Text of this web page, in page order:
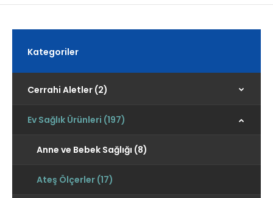
Kategoriler
Cerrahi Aletler (2)
Ev Sağlık Ürünleri (197)
Anne ve Bebek Sağlığı (8)
Ateş Ölçerler (17)